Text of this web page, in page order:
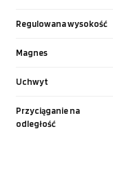
Regulowana wysokość
Magnes
Uchwyt
Przyciąganie na
odległość